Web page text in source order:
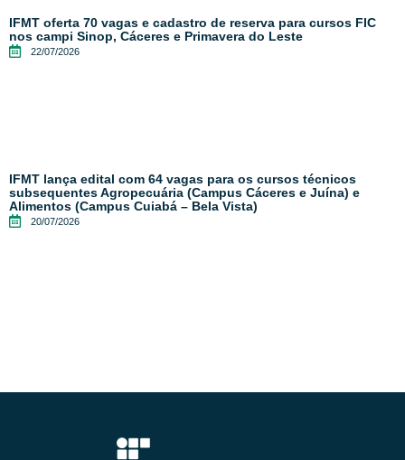
IFMT oferta 70 vagas e cadastro de reserva para cursos FIC
nos campi Sinop, Cáceres e Primavera do Leste
22/07/2026
IFMT lança edital com 64 vagas para os cursos técnicos
subsequentes Agropecuária (Campus Cáceres e Juína) e
Alimentos (Campus Cuiabá – Bela Vista)
20/07/2026